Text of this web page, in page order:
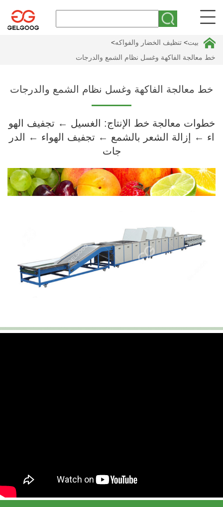
بيت> تنظيف الخضار والفواكه>
خط معالجة الفاكهة وغسل نظام الشمع والدرجات
خط معالجة الفاكهة وغسل نظام الشمع والدرجات
خطوات معالجة خط الإنتاج: الغسيل ← تجفيف الهو
اء ← إزالة الشعر بالشمع ← تجفيف الهواء ← الدر
جات